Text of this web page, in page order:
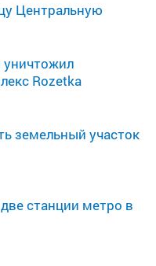
Центральную
уничтожил
Rozetka
земельный участок
станции метро в